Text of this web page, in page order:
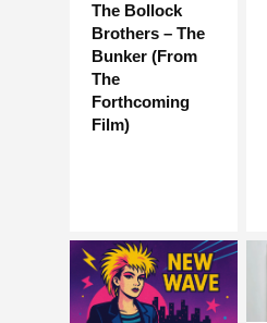
The Bollock
Brothers – The
Bunker (From
The
Forthcoming
Film)